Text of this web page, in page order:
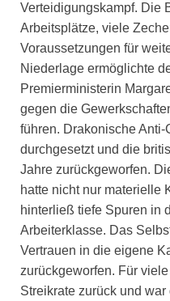
Verteidigungskampf. Die
Arbeitsplätze, viele
Voraussetzungen für
Niederlage ermöglichte
Premierministerin
gegen die
führen. Drakonische
durchgesetzt und die
Jahre zurückgeworfen.
hatte nicht nur materielle
hinterließ tiefe Spuren in
Arbeiterklasse. Das
Vertrauen in die eigene
zurückgeworfen. Für
Streikrate zurück und